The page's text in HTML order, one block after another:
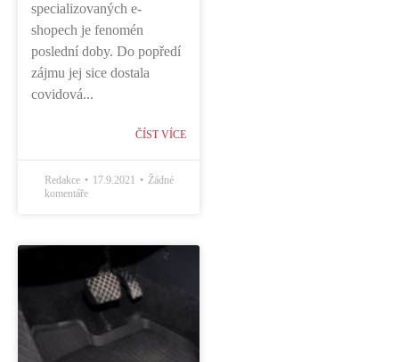
specializovaných e-
shopech je fenomén
poslední doby. Do popředí
zájmu jej sice dostala
covidová...
ČÍST VÍCE
Redakce 17.9.2021
Žádné
komentáře